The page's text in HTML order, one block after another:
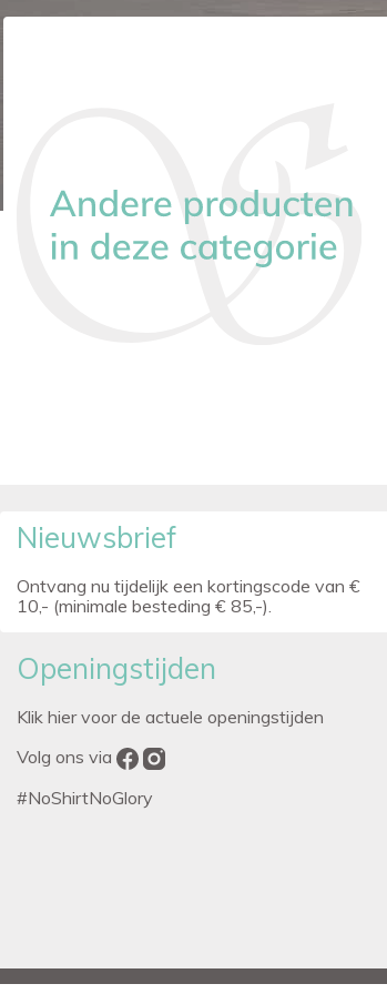
Nieuwsbrief
Ontvang nu tijdelijk een kortingscode van €
10,- (minimale besteding € 85,-).
Openingstijden
Klik hier voor de actuele openingstijden
Volg ons via
#NoShirtNoGlory